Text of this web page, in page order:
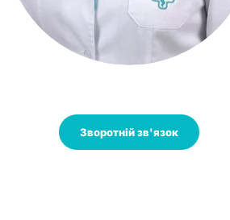
Зворотній зв'язок